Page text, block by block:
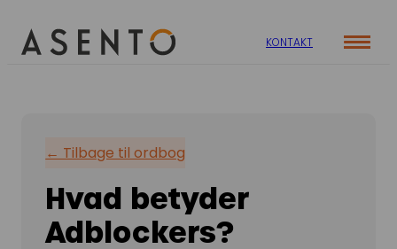
KONTAKT
ORGANIC SEARCH
SEO
GEO
Viden
Webinar
Mød teamet
Nyhedsbrev
← Tilbage til ordbog
Hvad betyder
Adblockers?